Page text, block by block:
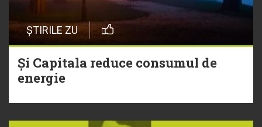
ȘTIRILE ZU
Și Capitala reduce consumul de
energie